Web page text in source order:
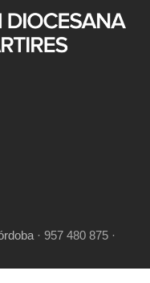
· 957 480 875 ·